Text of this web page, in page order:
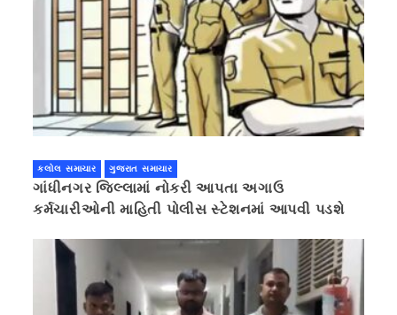
કલોલ સમાચાર ગુજરાત સમાચાર
ગાંધીનગર જિલ્લામાં નોકરી આપતા અગાઉ
કર્મચારીઓની માહિતી પોલીસ સ્ટેશનમાં આપવી પડશે